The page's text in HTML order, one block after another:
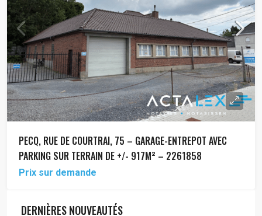
PECQ, RUE DE COURTRAI, 75 – GARAGE-ENTREPOT AVEC
PARKING SUR TERRAIN DE +/- 917M² – 2261858
Prix sur demande
DERNIÈRES NOUVEAUTÉS